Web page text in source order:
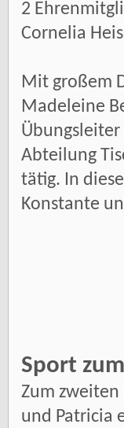
2
Cornelia
Mit großem
Madeleine
Abteilung
tätig. In
Konstante
Sport
Zum
und Patricia